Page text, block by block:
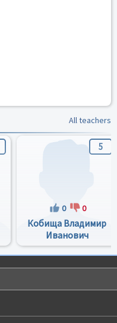
All teachers
5
0 0
Кобища Владимир
Иванович